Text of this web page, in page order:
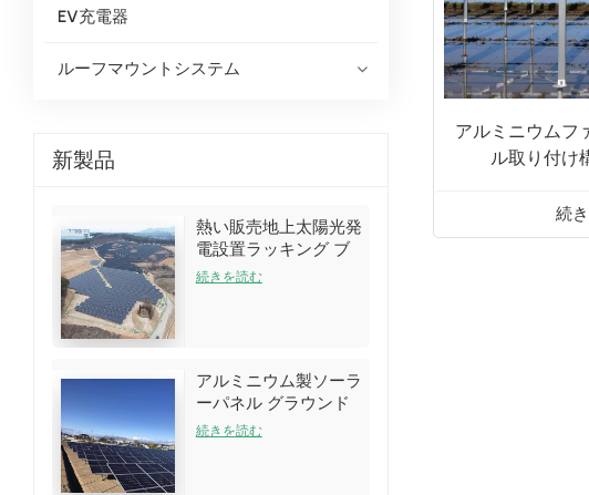
EV充電器
ルーフマウントシステム
新製品
熱い販売地上太陽光発
電設置ラッキング ブ
ラケット キット
続きを読む
アルミニウム製ソーラ
ーパネル グラウンド
アレイラックシステム
続きを読む
アルミニウムフ
ル取り付け
続